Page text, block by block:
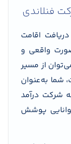
فنلاندی
اقامت
واقعی و
از مسیر
شما به‌عنوان
شرکت درآمد
پوشش